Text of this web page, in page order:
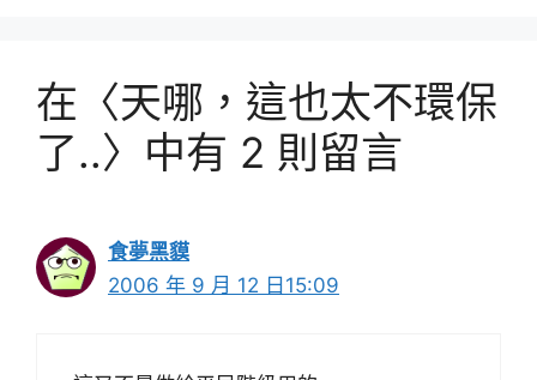
在〈天哪，這也太不環保
了..〉中有 2 則留言
食夢黑貘
2006 年 9 月 12 日15:09